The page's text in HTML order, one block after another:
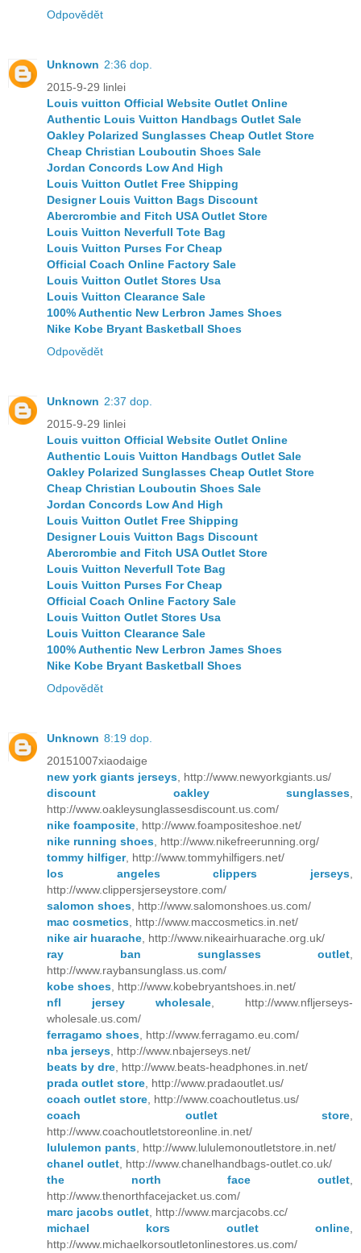
Odpovědět
Unknown 2:36 dop.
2015-9-29 linlei
Louis vuitton Official Website Outlet Online
Authentic Louis Vuitton Handbags Outlet Sale
Oakley Polarized Sunglasses Cheap Outlet Store
Cheap Christian Louboutin Shoes Sale
Jordan Concords Low And High
Louis Vuitton Outlet Free Shipping
Designer Louis Vuitton Bags Discount
Abercrombie and Fitch USA Outlet Store
Louis Vuitton Neverfull Tote Bag
Louis Vuitton Purses For Cheap
Official Coach Online Factory Sale
Louis Vuitton Outlet Stores Usa
Louis Vuitton Clearance Sale
100% Authentic New Lerbron James Shoes
Nike Kobe Bryant Basketball Shoes
Odpovědět
Unknown 2:37 dop.
2015-9-29 linlei
Louis vuitton Official Website Outlet Online
Authentic Louis Vuitton Handbags Outlet Sale
Oakley Polarized Sunglasses Cheap Outlet Store
Cheap Christian Louboutin Shoes Sale
Jordan Concords Low And High
Louis Vuitton Outlet Free Shipping
Designer Louis Vuitton Bags Discount
Abercrombie and Fitch USA Outlet Store
Louis Vuitton Neverfull Tote Bag
Louis Vuitton Purses For Cheap
Official Coach Online Factory Sale
Louis Vuitton Outlet Stores Usa
Louis Vuitton Clearance Sale
100% Authentic New Lerbron James Shoes
Nike Kobe Bryant Basketball Shoes
Odpovědět
Unknown 8:19 dop.
20151007xiaodaige
new york giants jerseys, http://www.newyorkgiants.us/
discount oakley sunglasses,
http://www.oakleysunglassesdiscount.us.com/
nike foamposite, http://www.foampositeshoe.net/
nike running shoes, http://www.nikefreerunning.org/
tommy hilfiger, http://www.tommyhilfigers.net/
los angeles clippers jerseys,
http://www.clippersjerseystore.com/
salomon shoes, http://www.salomonshoes.us.com/
mac cosmetics, http://www.maccosmetics.in.net/
nike air huarache, http://www.nikeairhuarache.org.uk/
ray ban sunglasses outlet,
http://www.raybansunglass.us.com/
kobe shoes, http://www.kobebryantshoes.in.net/
nfl jersey wholesale, http://www.nfljerseys-
wholesale.us.com/
ferragamo shoes, http://www.ferragamo.eu.com/
nba jerseys, http://www.nbajerseys.net/
beats by dre, http://www.beats-headphones.in.net/
prada outlet store, http://www.pradaoutlet.us/
coach outlet store, http://www.coachoutletus.us/
coach outlet store,
http://www.coachoutletstoreonline.in.net/
lululemon pants, http://www.lululemonoutletstore.in.net/
chanel outlet, http://www.chanelhandbags-outlet.co.uk/
the north face outlet,
http://www.thenorthfacejacket.us.com/
marc jacobs outlet, http://www.marcjacobs.cc/
michael kors outlet online,
http://www.michaelkorsoutletonlinestores.us.com/